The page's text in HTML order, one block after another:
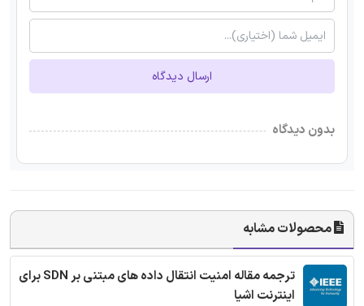
ارسال دیدگاه
بدون دیدگاه
محصولات مشابه
ترجمه مقاله امنیت انتقال داده های مبتنی بر SDN برای
اینترنت اشیا